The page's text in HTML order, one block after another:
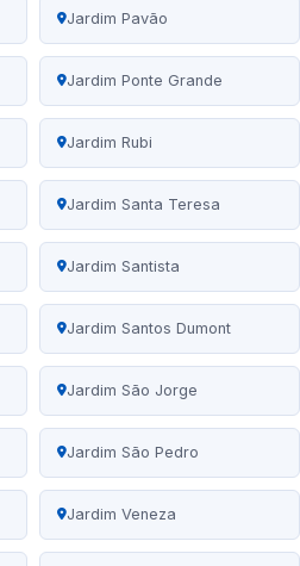
Jardim Pavão
Jardim Ponte Grande
Jardim Rubi
Jardim Santa Teresa
Jardim Santista
Jardim Santos Dumont
Jardim São Jorge
Jardim São Pedro
Jardim Veneza